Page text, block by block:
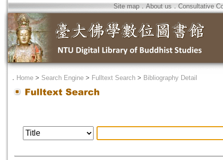
Site map．About us ． Consultative
． Home > Search Engine > Fulltext Search > Bibliography Detail